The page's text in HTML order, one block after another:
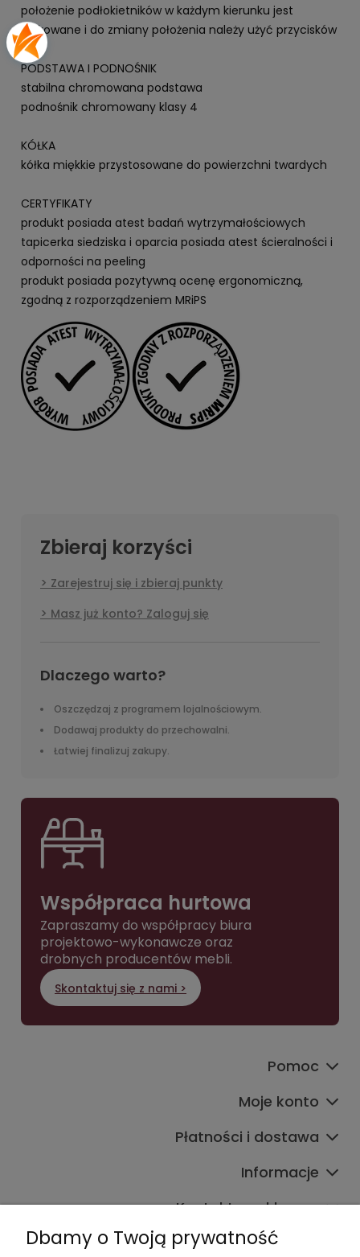
położenie podłokietników w każdym kierunku jest
blokowane i do zmiany położenia należy użyć przycisków
PODSTAWA I PODNOŚNIK
stabilna chromowana podstawa
podnośnik chromowany klasy 4
KÓŁKA
kółka miękkie przystosowane do powierzchni twardych
CERTYFIKATY
produkt posiada atest badań wytrzymałościowych
tapicerka siedziska i oparcia posiada atest ścieralności i
odporności na peeling
produkt posiada pozytywną ocenę ergonomiczną,
zgodną z rozporządzeniem MRiPS
Zbieraj korzyści
Zarejestruj się i zbieraj punkty
Masz już konto? Zaloguj się
Dlaczego warto?
Oszczędzaj z programem lojalnościowym.
Dodawaj produkty do przechowalni.
Łatwiej finalizuj zakupy.
Współpraca hurtowa
Zapraszamy do współpracy biura
projektowo-wykonawcze oraz
drobnych producentów mebli.
Skontaktuj się z nami >
Pomoc
Moje konto
Płatności i dostawa
Informacje
Kontakt ze sklepem
Dbamy o Twoją prywatność